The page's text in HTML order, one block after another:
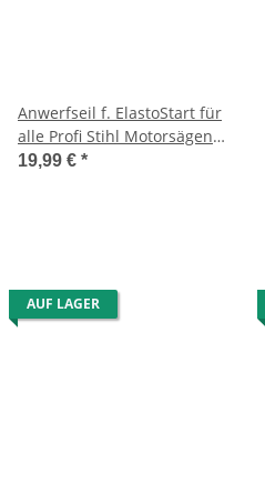
Anwerfseil f. ElastoStart für
alle Profi Stihl Motorsägen
und Motorsensen
19,99 € *
AUF LAGER